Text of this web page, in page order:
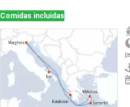
Comidas incluidas